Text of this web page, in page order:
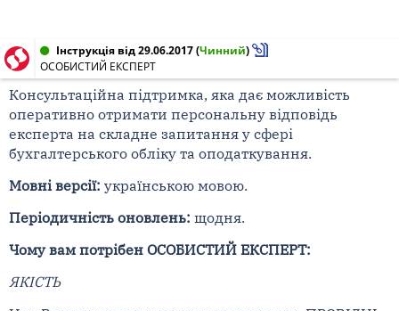
Інструкція від 29.06.2017(Чинний)
ОСОБИСТИЙ ЕКСПЕРТ